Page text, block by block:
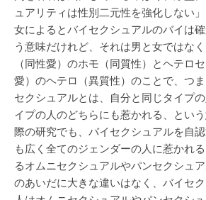
ュアリティは性別二元性を強化しない
女によるとバイセクシュアルのバイは
う意味だけれど、それは男と女ではな
（同性愛）のホモ（同質性）とヘテロ
愛）のヘテロ（異質性）のことで、つ
セクシュアルとは、自分と同じタイプ
イプの人のどちらにも惹かれる、とい
際の研究でも、バイセクシュアルを自
も広く全てのジェンダーの人に惹かれ
るオムニセクシュアルやパンセクシュ
のあいだに大きな違いはなく、バイセ